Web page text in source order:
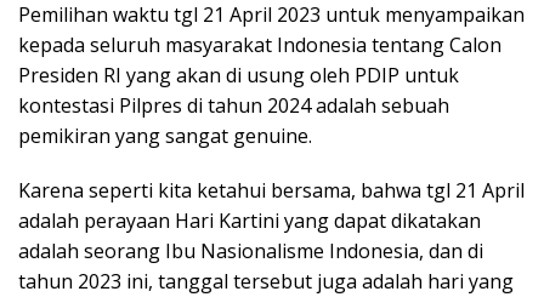
Pemilihan waktu tgl 21 April 2023 untuk menyampaikan
kepada seluruh masyarakat Indonesia tentang Calon
Presiden RI yang akan di usung oleh PDIP untuk
kontestasi Pilpres di tahun 2024 adalah sebuah
pemikiran yang sangat genuine.
Karena seperti kita ketahui bersama, bahwa tgl 21 April
adalah perayaan Hari Kartini yang dapat dikatakan
adalah seorang Ibu Nasionalisme Indonesia, dan di
tahun 2023 ini, tanggal tersebut juga adalah hari yang